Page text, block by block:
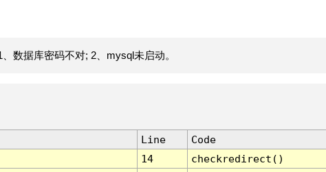
数据库密码不对; 2、mysql未启动。
Line
Code
14
checkredirect()